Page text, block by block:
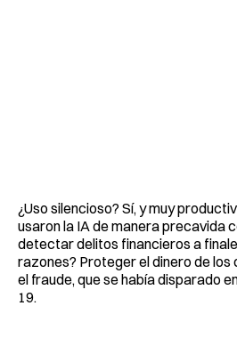
¿Uso silencioso? Sí, y muy
usaron la IA de manera precavida
detectar delitos financieros a
razones? Proteger el dinero de
el fraude, que se había disparado
19.